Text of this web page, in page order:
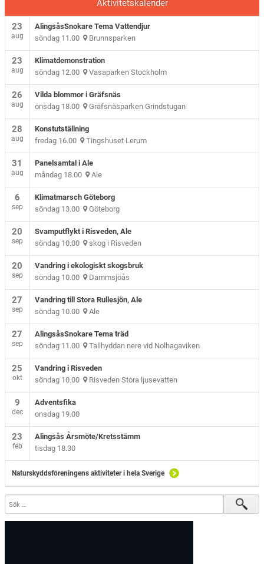
Aktivitetskalender
23
aug
AlingsåsSnokare Tema Vattendjur
söndag 11.00 Brunnsparken
23
aug
Klimatdemonstration
söndag 12.00 Vasaparken Stockholm
26
aug
Vilda blommor i Gräfsnäs
onsdag 18.00 Gräfsnäsparken Grindstugan
28
aug
Konstutställning
fredag 16.00 Tingshuset Lerum
31
aug
Panelsamtal i Ale
måndag 18.00 Ale
6
sep
Klimatmarsch Göteborg
söndag 13.00 Göteborg
20
sep
Svamputflykt i Risveden, Ale
söndag 10.00 skog i Risveden
20
sep
Vandring i ekologiskt skogsbruk
söndag 10.00 Dammsjöås
27
sep
Vandring till Stora Rullesjön, Ale
söndag 10.00 Ale
27
sep
AlingsåsSnokare Tema träd
söndag 11.00 Tallhyddan nere vid Nolhagaviken
25
okt
Vandring i Risveden
söndag 10.00 Risveden Stora ljusevatten
9
dec
Adventsfika
onsdag 19.00
23
feb
Alingsås Årsmöte/Kretsstämm
tisdag 18.30
Naturskyddsföreningens aktiviteter i hela Sverige